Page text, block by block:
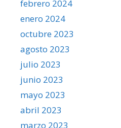
febrero 2024
enero 2024
octubre 2023
agosto 2023
julio 2023
junio 2023
mayo 2023
abril 2023
marzo 2023